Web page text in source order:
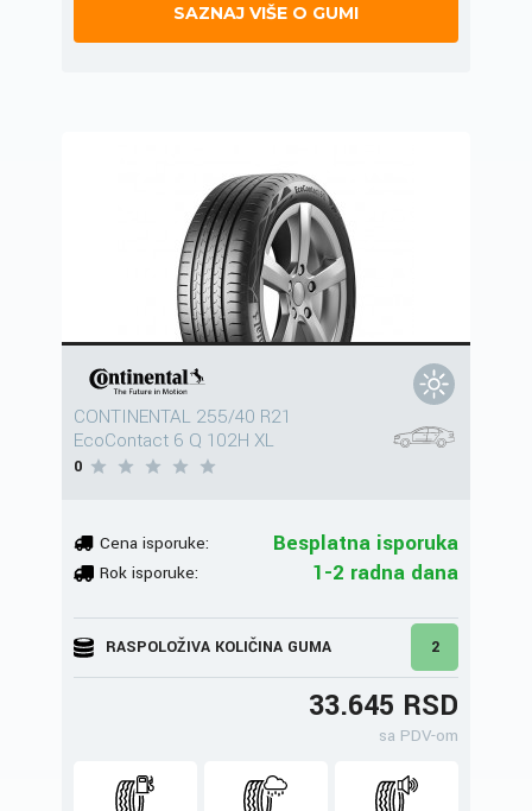
SAZNAJ VIŠE O GUMI
CONTINENTAL 255/40 R21
EcoContact 6 Q 102H XL
0
Cena isporuke: Besplatna isporuka
Rok isporuke: 1-2 radna dana
RASPOLOŽIVA KOLIČINA GUMA 2
33.645 RSD
sa PDV-om